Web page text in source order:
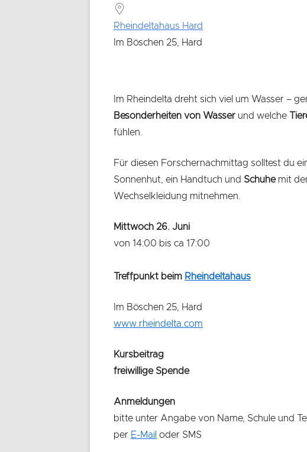
Rheindeltahaus Hard
Im Böschen 25, Hard
Im Rheindelta dreht sich viel um Wasser –
Besonderheiten von Wasser und welche
fühlen.
Für diesen Forschernachmittag solltest du
Sonnenhut, ein Handtuch und Schuhemit
Wechselkleidung mitnehmen.
Mittwoch 26. Juni
von 14:00 bis ca 17:00
Treffpunkt beim Rheindeltahaus
Im Böschen 25, Hard
www.rheindelta.com
Kursbeitrag
freiwillige Spende
Anmeldungen
bitte unter Angabe von Name, Schule und
per E-Mail oder SMS